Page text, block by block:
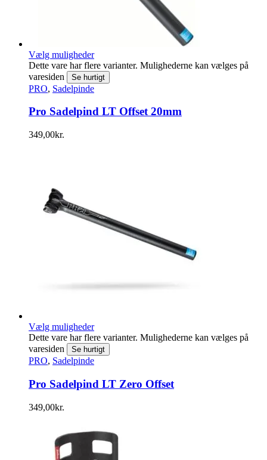
Vælg muligheder
Dette vare har flere varianter. Mulighederne kan vælges på
varesiden
Se hurtigt
PRO, Sadelpinde
Pro Sadelpind LT Offset 20mm
349,00kr.
Vælg muligheder
Dette vare har flere varianter. Mulighederne kan vælges på
varesiden
Se hurtigt
PRO, Sadelpinde
Pro Sadelpind LT Zero Offset
349,00kr.